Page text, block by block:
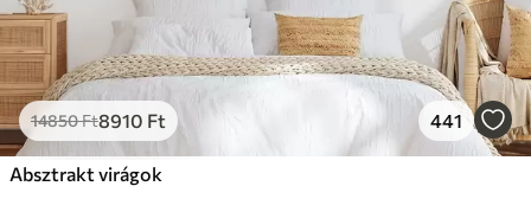
14850Ft8910 Ft 441
Absztrakt virágok